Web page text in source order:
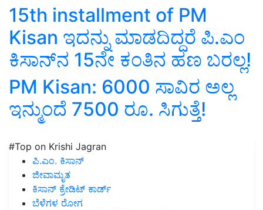
15th installment of PM
Kisan ಇದನ್ನು ಮಾಡದಿದ್ದರೆ ಪಿ.ಎಂ
ಕಿಸಾನ್‌ನ 15ನೇ ಕಂತಿನ ಹಣ ಬರಲ್ಲ!
PM Kisan: 6000 ಸಾವಿರ ಅಲ್ಲ
ಇನ್ಮುಂದೆ 7500 ರೂ. ಸಿಗುತ್ತೆ!
#Top on Krishi Jagran
ಪಿ.ಎಂ. ಕಿಸಾನ್
ಜೀವಾಮೃತ
ಕಿಸಾನ್ ಕ್ರೇಡಿಟ್ ಕಾರ್ಡ್
ಬೆಳೆಗಳ ರೋಗ